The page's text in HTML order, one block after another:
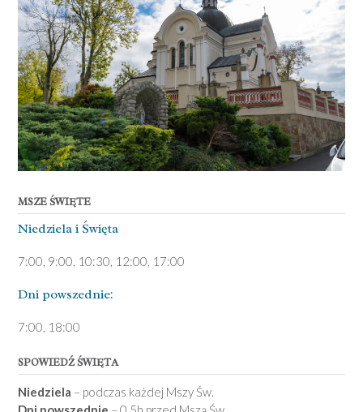
MSZE ŚWIĘTE
Niedziela ­i Święta
7:00, 9:00, 10:30, 12:00, 17:00
Dni pows­zednie:
7­:00, 18:00­
SPOWIEDŹ ŚWIĘTA
Niedziela – podczas każdej Mszy Św.